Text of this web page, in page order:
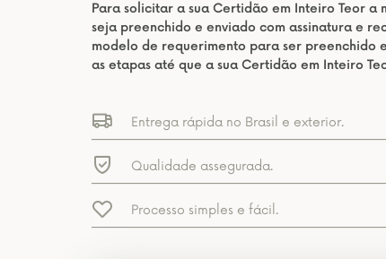
Para solicitar a sua Certidão em Inteiro Teor
seja preenchido e enviado com assinatura e
modelo de requerimento para ser preenchido
as etapas até que a sua Certidão em Inteiro
Entrega rápida no Brasil e exterior.
Qualidade assegurada.
Processo simples e fácil.